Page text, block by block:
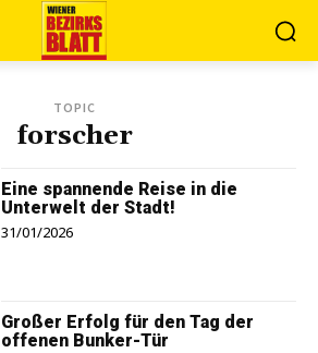
TOPIC
forscher
Eine spannende Reise in die
Unterwelt der Stadt!
31/01/2026
Großer Erfolg für den Tag der
offenen Bunker-Tür